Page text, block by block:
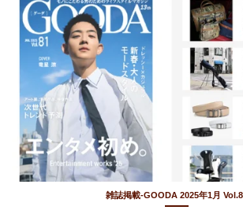
雑誌掲載-GOODA 2025年1月